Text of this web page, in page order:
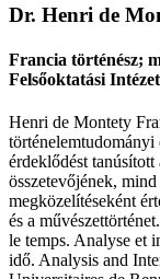
Dr. Henri de
Francia történész;
Felsőoktatási
Henri de Montety
érdeklődést
összetevőjének,
megközelítéseként
és a
le temps. Analyse et
idő. Analysis and